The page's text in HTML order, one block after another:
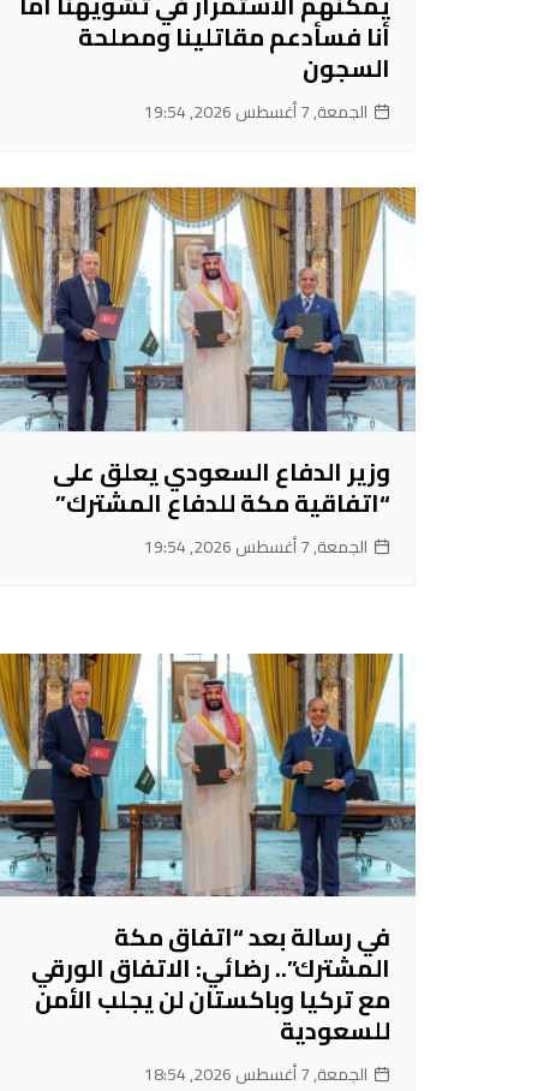
أنا فسأدعم مقاتلينا ومصلحة
السجون
الجمعة, 7 أغسطس 2026, 19:54
وزير الدفاع السعودي يعلق على
“اتفاقية مكة للدفاع المشترك”
الجمعة, 7 أغسطس 2026, 19:54
في رسالة بعد “اتفاق مكة
المشترك”.. رضائي: الاتفاق الورقي
مع تركيا وباكستان لن يجلب الأمن
للسعودية
الجمعة, 7 أغسطس 2026, 18:54